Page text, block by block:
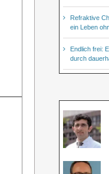
Refraktive
ein Leben
Endlich frei:
durch